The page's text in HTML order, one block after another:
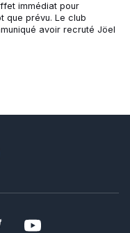
immédiat pour
que prévu. Le club
avoir recruté Jöel